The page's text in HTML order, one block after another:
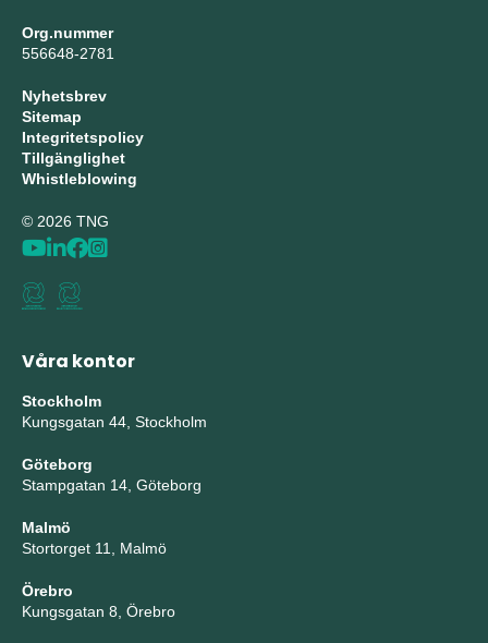
Org.nummer
556648-2781
Nyhetsbrev
Sitemap
Integritetspolicy
Tillgänglighet
Whistleblowing
© 2026 TNG
Våra kontor
Stockholm
Kungsgatan 44, Stockholm
Göteborg
Stampgatan 14, Göteborg
Malmö
Stortorget 11, Malmö
Örebro
Kungsgatan 8, Örebro